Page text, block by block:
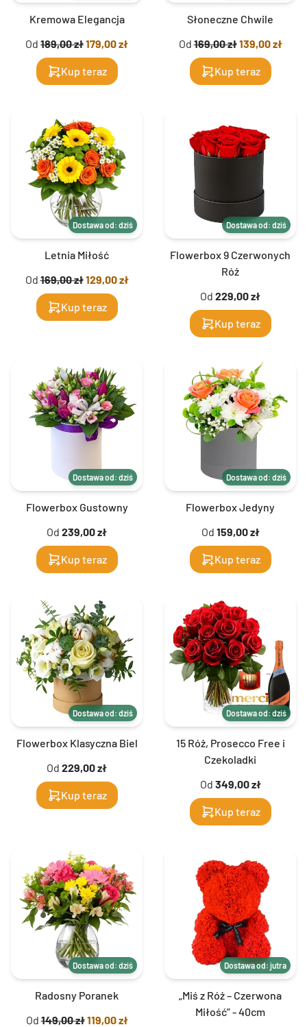
Kremowa Elegancja
Od 189,00 zł179,00 zł
Kup teraz
Słoneczne Chwile
Od169,00 zł139,00 zł
Kup teraz
Dostawa od: dziś
Letnia Miłość
Od169,00 zł129,00 zł
Kup teraz
Dostawa od: dziś
Flowerbox 9 Czerwonych
Róż
Od 229,00 zł
Kup teraz
Dostawa od: dziś
Flowerbox Gustowny
Od 239,00 zł
Kup teraz
Dostawa od: dziś
Flowerbox Jedyny
Od 159,00 zł
Kup teraz
Dostawa od: dziś
Flowerbox Klasyczna Biel
Od 229,00 zł
Kup teraz
Dostawa od: dziś
15 Róż, Prosecco Free i
Czekoladki
Od 349,00 zł
Kup teraz
Dostawa od: dziś
Radosny Poranek
Od149,00 zł119,00 zł
Dostawa od: jutra
„Miś z Róż – Czerwona
Miłość” - 40cm